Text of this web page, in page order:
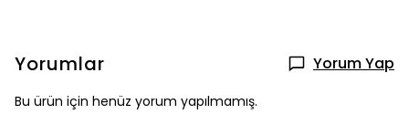
Yorumlar Yorum Yap
Bu ürün için henüz yorum yapılmamış.